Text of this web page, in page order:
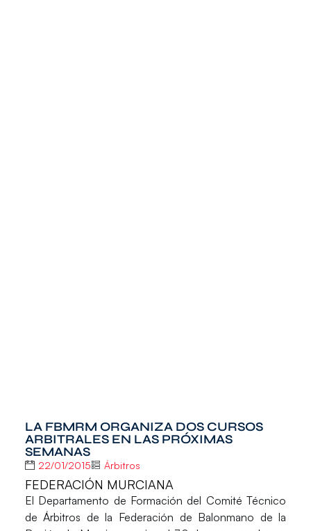
LA FBMRM ORGANIZA DOS CURSOS
ARBITRALES EN LAS PRÓXIMAS
SEMANAS
22/01/2015 Árbitros
FEDERACIÓN MURCIANA
El Departamento de Formación del Comité Técnico
de Árbitros de la Federación de Balonmano de la